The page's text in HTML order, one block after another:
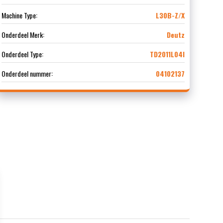
Machine Type:
L30B-Z/X
Onderdeel Merk:
Deutz
Onderdeel Type:
TD2011L04I
Onderdeel nummer:
04102137